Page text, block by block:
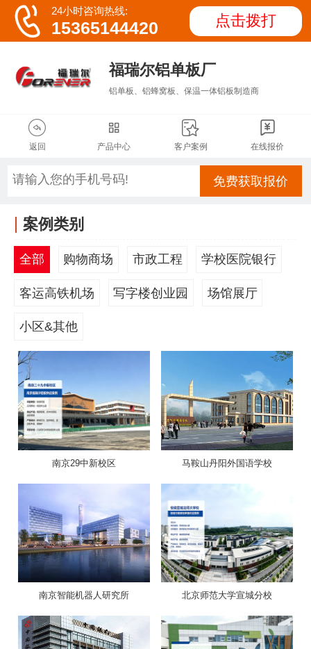
 24小时咨询热线:
15365144420 点击拨打
福瑞尔铝单板厂
铝单板、铝蜂窝板、保温一体铝板制造商

返回

产品中心

客户案例

在线报价
免费获取报价
案例类别
全部 购物商场 市政工程 学校医院银行
客运高铁机场 写字楼创业园 场馆展厅
小区&其他
南京29中新校区 马鞍山丹阳外国语学校
南京智能机器人研究所 北京师范大学宣城分校